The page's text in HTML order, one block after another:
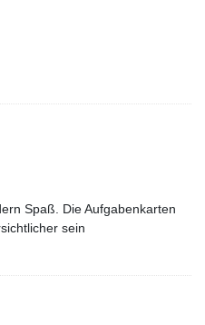
Spaß. Die Aufgabenkarten
sein